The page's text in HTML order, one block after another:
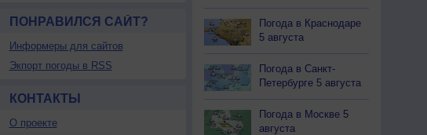
ПОНРАВИЛСЯ САЙТ?
Информеры для сайтов
Экпорт погоды в RSS
КОНТАКТЫ
О проекте
Погода в Краснодаре
5 августа
Погода в Санкт-
Петербурге 5 августа
Погода в Москве 5
августа